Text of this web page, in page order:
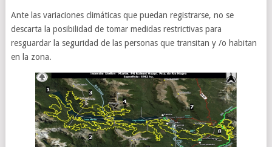
Ante las variaciones climáticas que puedan registrarse, no se
descarta la posibilidad de tomar medidas restrictivas para
resguardar la seguridad de las personas que transitan y /o habitan
en la zona.